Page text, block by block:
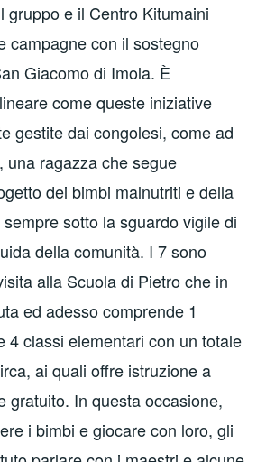
gruppo e il Centro Kitumaini
campagne con il sostegno
Giacomo di Imola. È
come queste iniziative
gestite dai congolesi, come ad
una ragazza che segue
dei bimbi malnutriti e della
sotto la sguardo vigile di
della comunità. I 7 sono
alla Scuola di Pietro che in
ed adesso comprende 1
4 classi elementari con un totale
ai quali offre istruzione a
gratuito. In questa occasione,
i bimbi e giocare con loro, gli